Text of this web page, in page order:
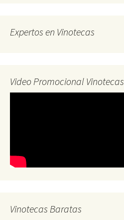
Expertos en Vinotecas
Video Promocional Vinotecas
Vinotecas Baratas